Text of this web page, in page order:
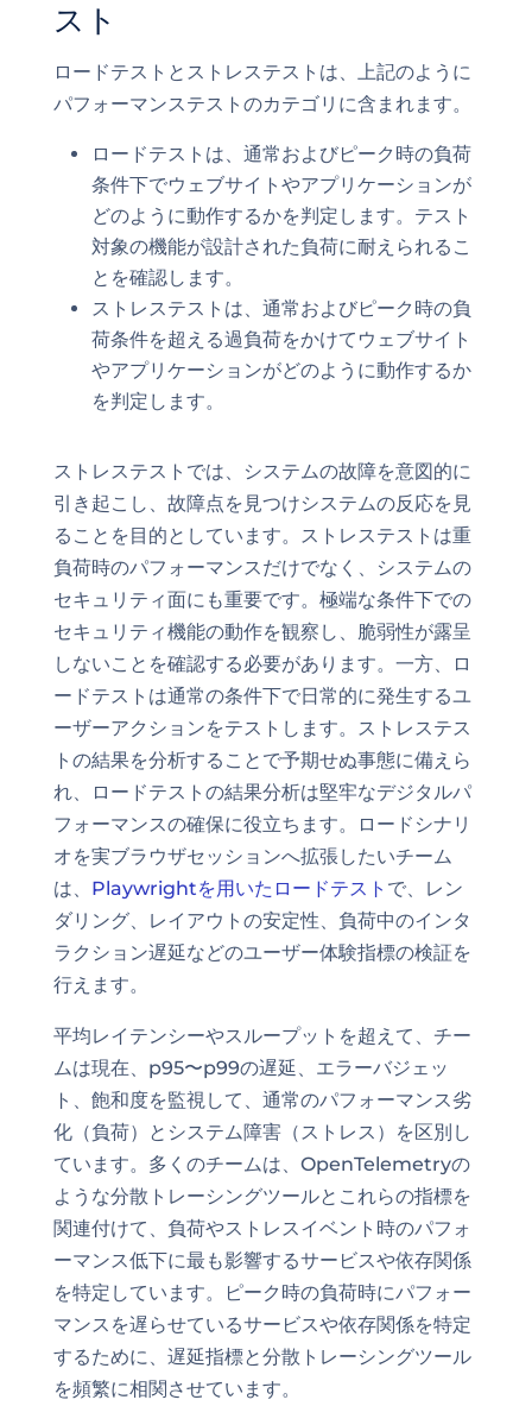
スト
ロードテストとストレステストは、上記のように
パフォーマンステストのカテゴリに含まれます。
ロードテストは、通常およびピーク時の負荷
条件下でウェブサイトやアプリケーションが
どのように動作するかを判定します。テスト
対象の機能が設計された負荷に耐えられるこ
とを確認します。
ストレステストは、通常およびピーク時の負
荷条件を超える過負荷をかけてウェブサイト
やアプリケーションがどのように動作するか
を判定します。
ストレステストでは、システムの故障を意図的に
引き起こし、故障点を見つけシステムの反応を見
ることを目的としています。ストレステストは重
負荷時のパフォーマンスだけでなく、システムの
セキュリティ面にも重要です。極端な条件下での
セキュリティ機能の動作を観察し、脆弱性が露呈
しないことを確認する必要があります。一方、ロ
ードテストは通常の条件下で日常的に発生するユ
ーザーアクションをテストします。ストレステス
トの結果を分析することで予期せぬ事態に備えら
れ、ロードテストの結果分析は堅牢なデジタルパ
フォーマンスの確保に役立ちます。ロードシナリ
オを実ブラウザセッションへ拡張したいチーム
は、 Playwrightを用いたロードテスト で、レン
ダリング、レイアウトの安定性、負荷中のインタ
ラクション遅延などのユーザー体験指標の検証を
行えます。
平均レイテンシーやスループットを超えて、チー
ムは現在、p95〜p99の遅延、エラーバジェッ
ト、飽和度を監視して、通常のパフォーマンス劣
化（負荷）とシステム障害（ストレス）を区別し
ています。多くのチームは、OpenTelemetryの
ような分散トレーシングツールとこれらの指標を
関連付けて、負荷やストレスイベント時のパフォ
ーマンス低下に最も影響するサービスや依存関係
を特定しています。ピーク時の負荷時にパフォー
マンスを遅らせているサービスや依存関係を特定
するために、遅延指標と分散トレーシングツール
を頻繁に相関させています。